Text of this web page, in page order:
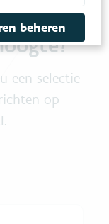
een selectie
op
beheren